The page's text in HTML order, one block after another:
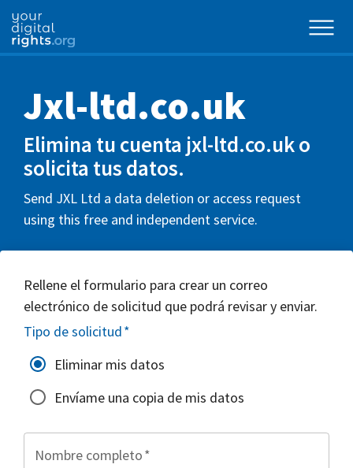
Jxl-ltd.co.uk
Elimina tu cuenta jxl-ltd.co.uk o
solicita tus datos.
Send JXL Ltd a data deletion or access request
using this free and independent service.
Rellene el formulario para crear un correo
electrónico de solicitud que podrá revisar y enviar.
Tipo de solicitud*
Eliminar mis datos
Envíame una copia de mis datos
Nombre completo*